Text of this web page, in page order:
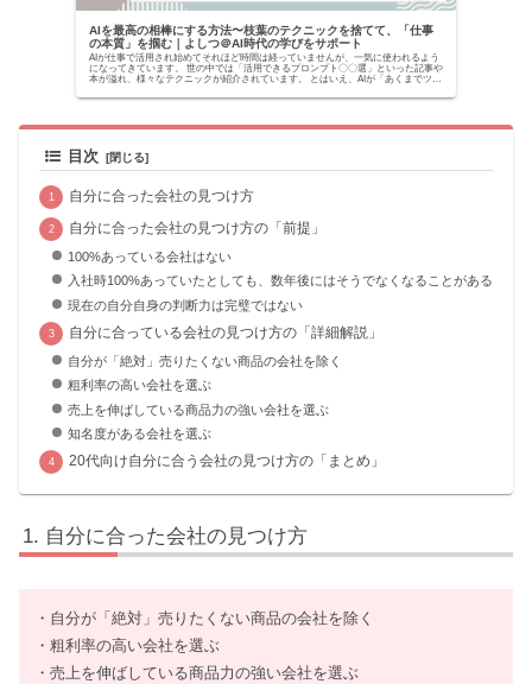
AIを最高の相棒にする方法〜枝葉のテクニックを捨てて、「仕事
の本質」を掴む｜よしつ＠AI時代の学びをサポート
AIが仕事で活用され始めてそれほど時間は経っていませんが、一気に使われるよう
になってきています。 世の中では「活用できるプロンプト〇〇選」といった記事や
本が溢れ、様々なテクニックが紹介されています。 とはいえ、AIが「あくまでツー
目次
自分に合った会社の見つけ方
自分に合った会社の見つけ方の「前提」
100%あっている会社はない
入社時100%あっていたとしても、数年後にはそうでなくなることがある
現在の自分自身の判断力は完璧ではない
自分に合っている会社の見つけ方の「詳細解説」
自分が「絶対」売りたくない商品の会社を除く
粗利率の高い会社を選ぶ
売上を伸ばしている商品力の強い会社を選ぶ
知名度がある会社を選ぶ
20代向け自分に合う会社の見つけ方の「まとめ」
自分に合った会社の見つけ方
・自分が「絶対」売りたくない商品の会社を除く
・粗利率の高い会社を選ぶ
・売上を伸ばしている商品力の強い会社を選ぶ